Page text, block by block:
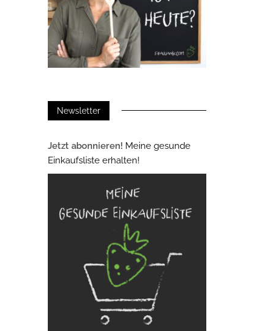
Newsletter
Jetzt abonnieren! Meine gesunde
Einkaufsliste erhalten!